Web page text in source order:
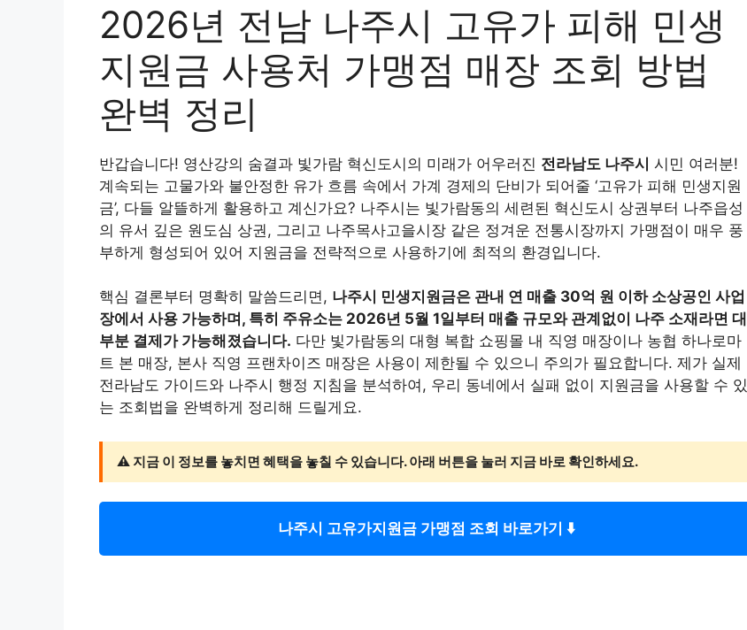
2026년 전남 나주시 고유가 피해 민생
지원금 사용처 가맹점 매장 조회 방법
완벽 정리
반갑습니다! 영산강의 숨결과 빛가람 혁신도시의 미래가 어우러진 전라남도 나주시 시민 여러분!
계속되는 고물가와 불안정한 유가 흐름 속에서 가계 경제의 단비가 되어줄 ‘고유가 피해 민생지원
금’, 다들 알뜰하게 활용하고 계신가요? 나주시는 빛가람동의 세련된 혁신도시 상권부터 나주읍성
의 유서 깊은 원도심 상권, 그리고 나주목사고을시장 같은 정겨운 전통시장까지 가맹점이 매우 풍
부하게 형성되어 있어 지원금을 전략적으로 사용하기에 최적의 환경입니다.
핵심 결론부터 명확히 말씀드리면, 나주시 민생지원금은 관내 연 매출 30억 원 이하 소상공인 사업
장에서 사용 가능하며, 특히 주유소는 2026년 5월 1일부터 매출 규모와 관계없이 나주 소재라면 대
부분 결제가 가능해졌습니다. 다만 빛가람동의 대형 복합 쇼핑몰 내 직영 매장이나 농협 하나로마
트 본 매장, 본사 직영 프랜차이즈 매장은 사용이 제한될 수 있으니 주의가 필요합니다. 제가 실제
전라남도 가이드와 나주시 행정 지침을 분석하여, 우리 동네에서 실패 없이 지원금을 사용할 수 있
는 조회법을 완벽하게 정리해 드릴게요.
⚠️ 지금 이 정보를 놓치면 혜택을 놓칠 수 있습니다. 아래 버튼을 눌러 지금 바로 확인하세요.
나주시 고유가지원금 가맹점 조회 바로가기 ⬇️